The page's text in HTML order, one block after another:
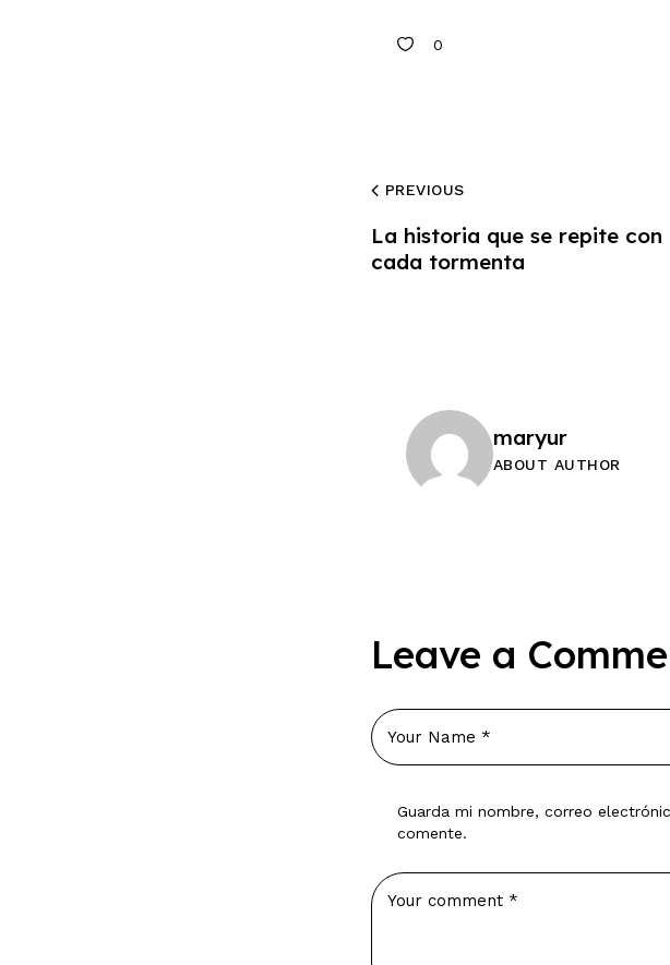
0
PREVIOUS
La historia que se repite con
cada tormenta
maryur
ABOUT AUTHOR
Leave a
Guarda mi nombre, correo
comente.